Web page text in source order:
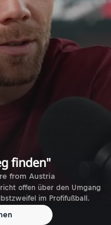
finden"
from Austria
offen über den Umgang
im Profifußball.